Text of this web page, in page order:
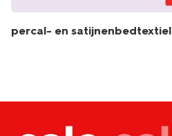
percal- en satijnenbedtextiel